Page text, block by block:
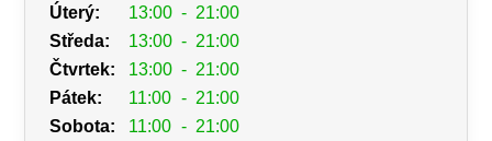
Úterý:
13:00 - 21:00
Středa:
13:00 - 21:00
Čtvrtek:
13:00 - 21:00
Pátek:
11:00 - 21:00
Sobota:
11:00 - 21:00